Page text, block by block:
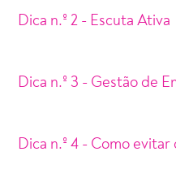
Dica n.º 2 - Escuta Ativa
Dica n.º 3 - Gestão de
Dica n.º 4 - Como